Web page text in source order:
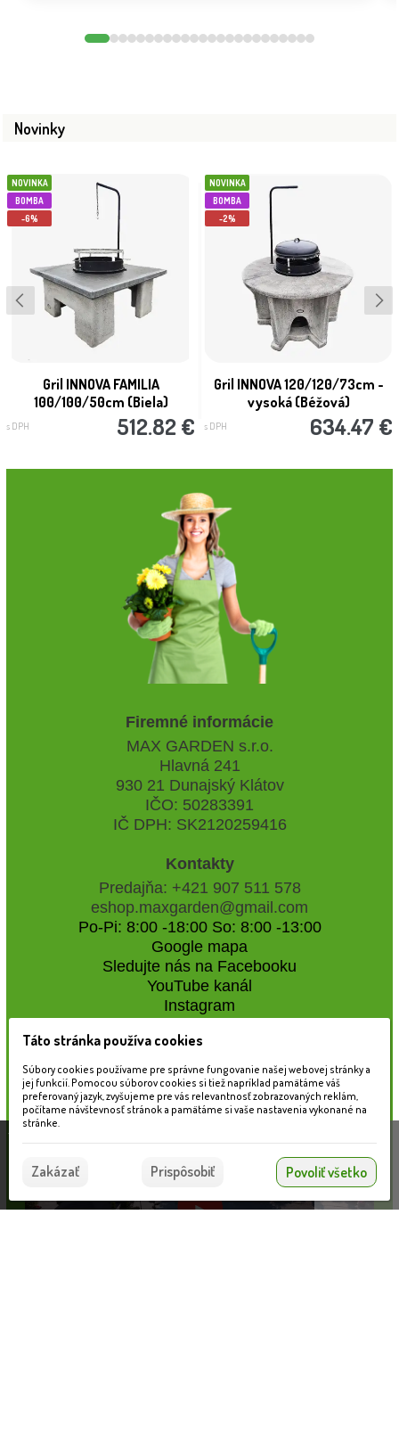
Novinky
NOVINKA
BOMBA
-6%
Gril INNOVA FAMILIA
100/100/50cm (Biela)
s DPH 512.82 €
NOVINKA
BOMBA
-2%
Gril INNOVA 120/120/73cm -
vysoká (Béžová)
s DPH 634.47 €
Firemné informácie
MAX GARDEN s.r.o.
Hlavná 241
930 21 Dunajský Klátov
IČO: 50283391
IČ DPH: SK2120259416
Kontakty
Predajňa: +421 907 511 578
eshop.maxgarden@gmail.com
Po-Pi: 8:00 -18:00 So: 8:00 -13:00
Google mapa
Sledujte nás na Facebooku
YouTube kanál
Instagram
Naše záhradné centrum
Táto stránka používa súbory cookies, ktoré nám
pomáhajú poskytovať služby. Používaním našich
služieb vyjadrujete súhlas s používaním súborov
Súhlasím
Táto stránka používa cookies
Súbory cookies používame pre správne fungovanie našej webovej stránky a
jej funkcií. Pomocou súborov cookies si tiež napríklad pamätáme váš
preferovaný jazyk, zvyšujeme pre vás relevantnosť zobrazovaných reklám,
počítame návštevnosť stránok a pamätáme si vaše nastavenia vykonané na
stránke.
Zakázať Prispôsobiť Povoliť všetko